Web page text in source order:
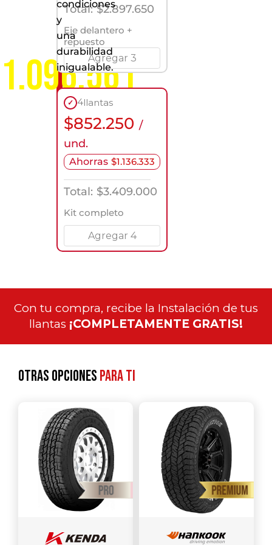
servicio
a
nivel
nacional
Total: $2.897.650
Eje delantero +
repuesto
Agregar 3
✓ 4llantas
$852.250 /
und.
Ahorras $1.136.333
Total: $3.409.000
Kit completo
Agregar 4
condiciones
y
una
durabilidad
inigualable.
Con tu compra, recibe la Instalación de tus
llantas ¡COMPLETAMENTE GRATIS!
Otras opcionespara ti